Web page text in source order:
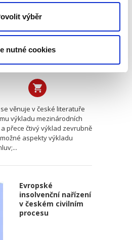
výběr
nutné cookies
věnuje v české literatuře
výkladu mezinárodních
přece čtivý výklad zevrubně
aspekty výkladu
Evropské
insolvenční nařízení
v českém civilním
procesu